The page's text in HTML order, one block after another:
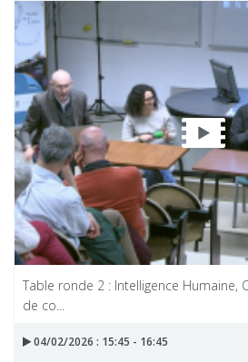
Table ronde 2 : Intelligence Humaine,
de co...
04/02/2026 : 15:45 - 16:45